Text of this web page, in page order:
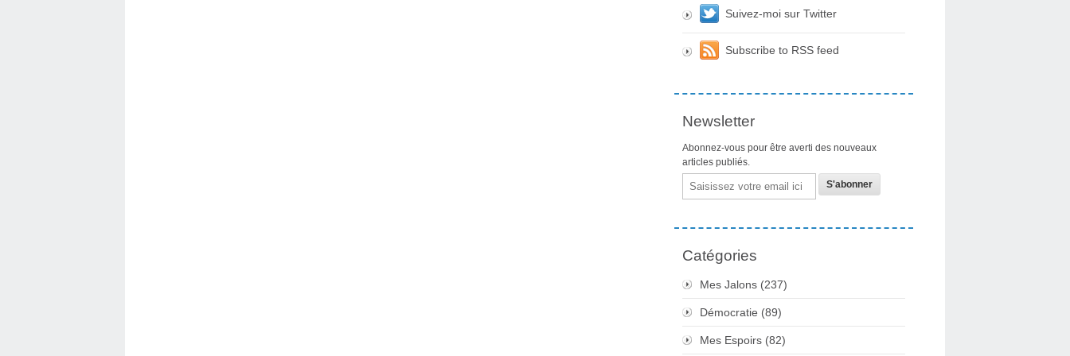
Suivez-moi sur Twitter
Subscribe to RSS feed
Newsletter
Abonnez-vous pour être averti des nouveaux
articles publiés.
Email
Catégories
Mes Jalons (237)
Démocratie (89)
Mes Espoirs (82)